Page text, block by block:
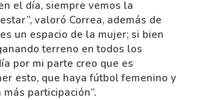
el día, siempre vemos la
valoró Correa, además de
un espacio de la mujer; si bien
terreno en todos los
por mi parte creo que es
esto, que haya fútbol femenino y
participación”.